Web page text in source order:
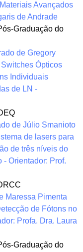
Avançados
de Andrade
Graduação do
de Gregory
Ópticos
Individuais
de LN -
de Júlio Smanioto
de lasers para
de três níveis do
- Orientador: Prof.
Maressa Pimenta
de Fótons no
Profa. Dra. Laura
Graduação do